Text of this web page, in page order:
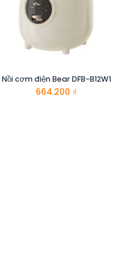
Nồi cơm điện Bear DFB-B12W1
664.200 ₫